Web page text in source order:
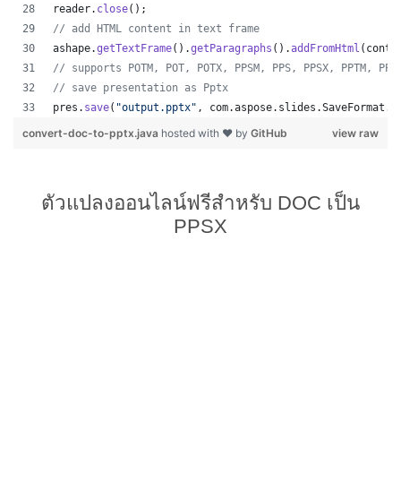
reader. close();
// add HTML content in text frame
ashape.getTextFrame().getParagraphs ().addFromHtml (
// supports POTM, POT, POTX, PPSM, PPS, PPSX, PPTM,
// save presentation as Pptx
pres . save( "output.pptx" , com.aspose. slides .SaveFormat .
view raw
convert-doc-to-pptx.java hosted with ❤ by GitHub
ตัวแปลงออนไลน์ฟรีสำหรับ DOC เป็น
PPSX